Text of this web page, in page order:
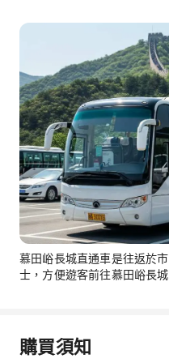
慕田峪長城直通車是往返於
士，方便遊客前往慕田峪長城
購買須知